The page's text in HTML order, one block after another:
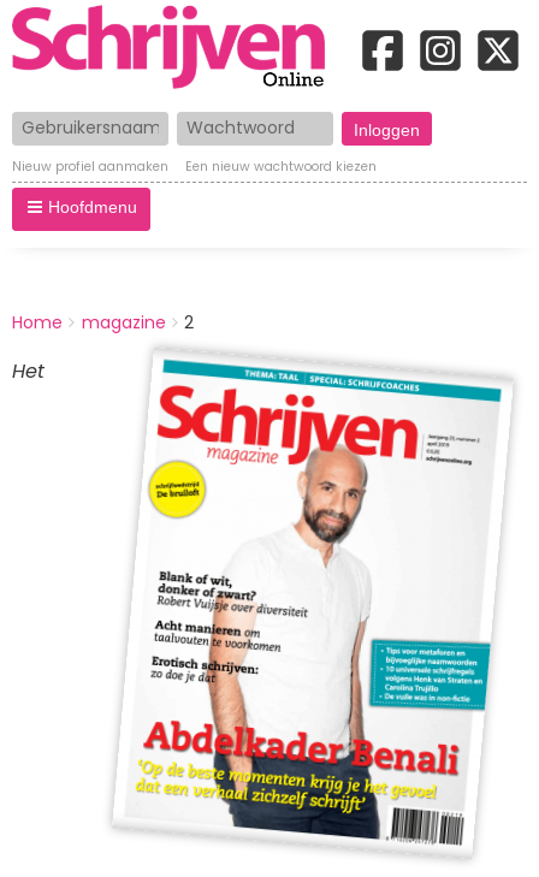
Gebruikersnaam Wachtwoord
Nieuw profiel aanmaken Een nieuw wachtwoord kiezen
Hoofdmenu
BREADCRUMBS
You
here:
Home magazine 2
Afbeelding
Het